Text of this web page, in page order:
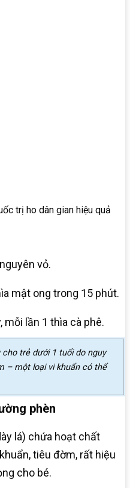
trị ho dân gian hiệu quả
vỏ.
mật ong trong 15 phút.
lần 1 thìa cà phê.
trẻ dưới 1 tuổi do nguy
– một loại vi khuẩn có thể
phèn
lá) chứa hoạt chất
tiêu đờm, rất hiệu
cho bé.